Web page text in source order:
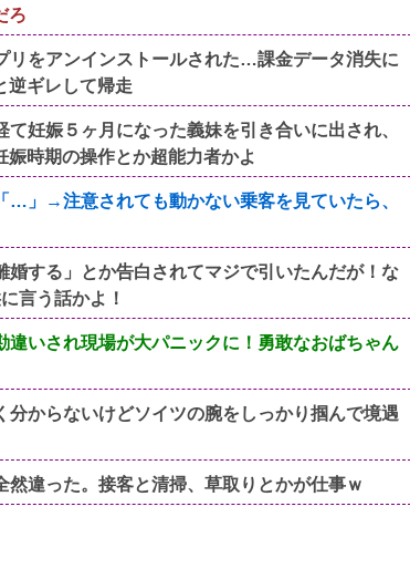
ろ
リをアンインストールされた…課金データ消失に
逆ギレして帰走
妊娠５ヶ月になった義妹を引き合いに出され、
時期の操作とか超能力者かよ
…」→注意されても動かない乗客を見ていたら、
する」とか告白されてマジで引いたんだが！な
言う話かよ！
いされ現場が大パニックに！勇敢なおばちゃん
からないけどソイツの腕をしっかり掴んで境遇
違った。接客と清掃、草取りとかが仕事ｗ